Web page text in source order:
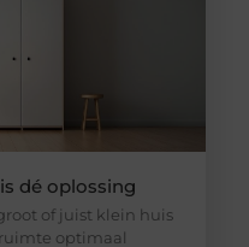
dé oplossing
of juist klein huis
optimaal